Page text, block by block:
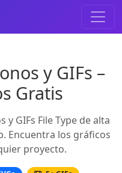
y GIFs –
Gratis
y GIFs File Type de alta
Encuentra los gráficos
proyecto.